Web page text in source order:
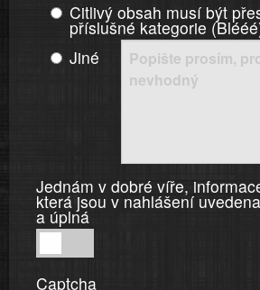
Citlivý obsah musí být
příslušné kategorie
Jiné
Jednám v dobré víře,
která jsou v nahlášení
a úplná
v
dobré
Captcha